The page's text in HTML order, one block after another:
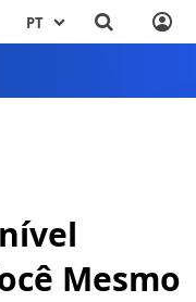
PT
Mesmo